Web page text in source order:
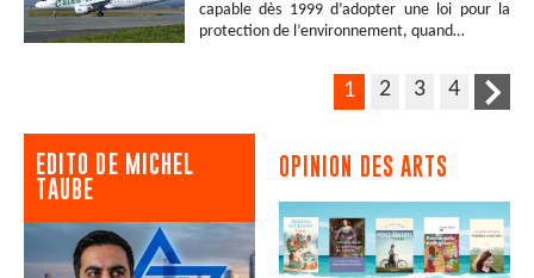
capable dès 1999 d’adopter une loi pour la
protection de l’environnement, quand…
1 2 3 4
EDITO DE MICHEL
TAUBE
OPINION DES ARTS